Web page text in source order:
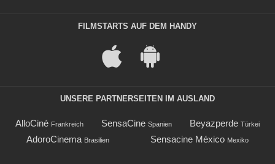
FILMSTARTS AUF DEM HANDY
UNSERE PARTNERSEITEN IM AUSLAND
AlloCiné Frankreich SensaCine Spanien Beyazperde Türkei
AdoroCinema Brasilien Sensacine México Mexiko